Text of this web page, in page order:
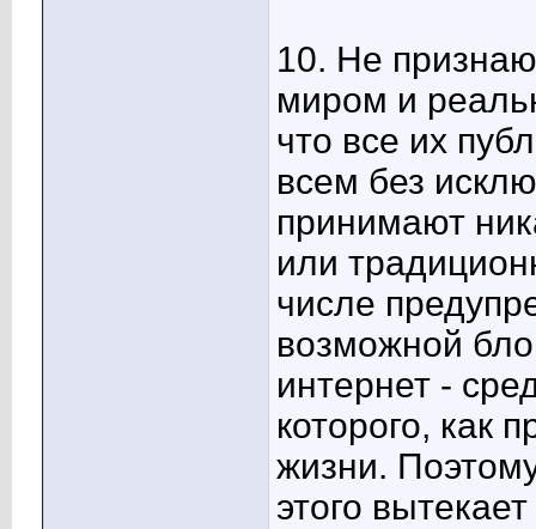
10. Не
миром и
что все их
всем без
принимают
или
числе
возможной
интернет -
которого, как
жизни.
этого